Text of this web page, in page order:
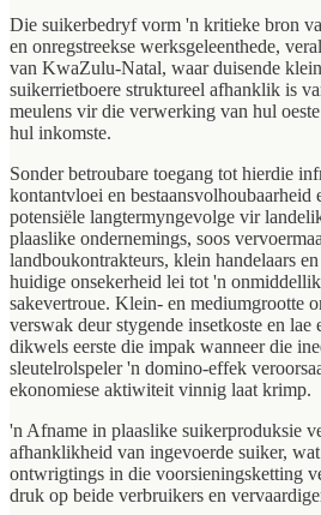
Die suikerbedryf vorm 'n kritieke bron
en onregstreekse werksgeleenthede,
van KwaZulu-Natal, waar duisende
suikerrietboere struktureel afhanklik is
meulens vir die verwerking van hul
hul inkomste.
Sonder betroubare toegang tot hierdie
kontantvloei en bestaansvolhoubaarheid
potensiële langtermyngevolge vir
plaaslike ondernemings, soos
landboukontrakteurs, klein handelaars
huidige onsekerheid lei tot 'n
sakevertroue. Klein- en mediumgrootte
verswak deur stygende insetkoste en lae
dikwels eerste die impak wanneer die
sleutelrolspeler 'n domino-effek
ekonomiese aktiwiteit vinnig laat krimp.
'n Afname in plaaslike suikerproduksie
afhanklikheid van ingevoerde suiker,
ontwrigtings in die voorsieningsketting
druk op beide verbruikers en